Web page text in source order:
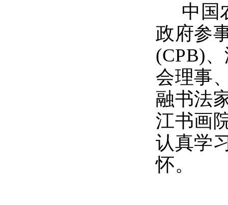
中国
政府参
(CPB)
会理事
融书法
江书画
认真学
怀。